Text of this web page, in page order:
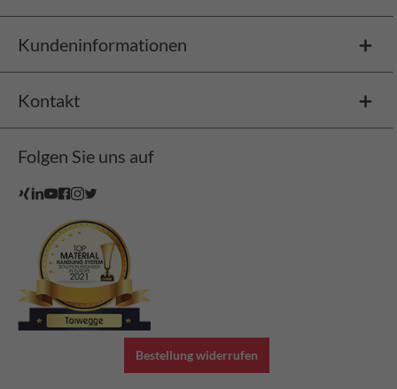
Kundeninformationen
Kontakt
Folgen Sie uns auf
Bestellung widerrufen